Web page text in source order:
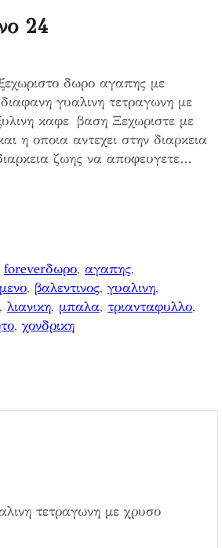
24
δωρο αγαπης με
γυαλινη τετραγωνη με
καφε βαση Ξεχωριστε με
η οποια αντεχει στην διαρκεια
ζωης να αποφευγετε…
foreverδωρο, αγαπης
, βαλεντινος, γυαλινη
λιανικη, μπαλα, τριανταφυλλο
, χονδρικη
τετραγωνη με χρυσο